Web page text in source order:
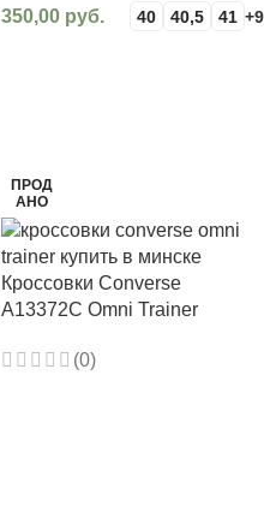
350,00 руб. 40 40,5 41 +9
ПРОД
АНО
Кроссовки Converse
A13372C Omni Trainer
(0)